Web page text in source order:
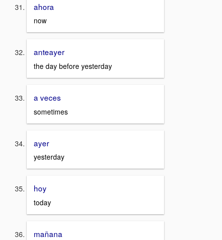
ahora
now
anteayer
the day before yesterday
a veces
sometimes
ayer
yesterday
hoy
today
mañana